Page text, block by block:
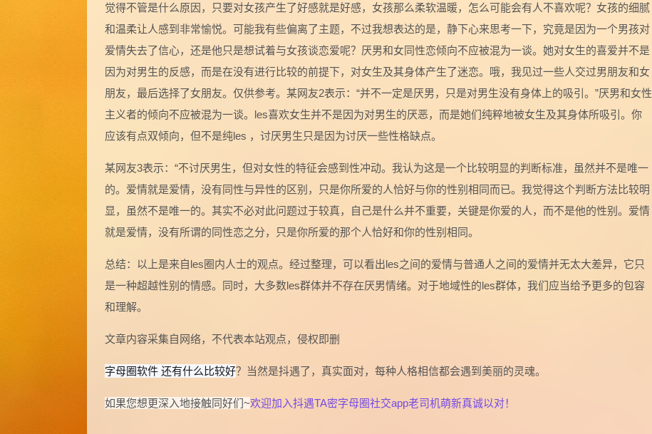
觉得不管是什么原因，只要对女孩产生了好感就是好感，女孩那么柔软温暖，怎么可能会有人不喜欢呢？女孩的细腻
和温柔让人感到非常愉悦。可能我有些偏离了主题，不过我想表达的是，静下心来思考一下，究竟是因为一个男孩对
爱情失去了信心，还是他只是想试着与女孩谈恋爱呢？厌男和女同性恋倾向不应被混为一谈。她对女生的喜爱并不是
因为对男生的反感，而是在没有进行比较的前提下，对女生及其身体产生了迷恋。哦，我见过一些人交过男朋友和女
朋友，最后选择了女朋友。仅供参考。某网友2表示：“并不一定是厌男，只是对男生没有身体上的吸引。”厌男和女性
主义者的倾向不应被混为一谈。les喜欢女生并不是因为对男生的厌恶，而是她们纯粹地被女生及其身体所吸引。你
应该有点双倾向，但不是纯les ，讨厌男生只是因为讨厌一些性格缺点。
某网友3表示：“不讨厌男生，但对女性的特征会感到性冲动。我认为这是一个比较明显的判断标准，虽然并不是唯一
的。爱情就是爱情，没有同性与异性的区别，只是你所爱的人恰好与你的性别相同而已。我觉得这个判断方法比较明
显，虽然不是唯一的。其实不必对此问题过于较真，自己是什么并不重要，关键是你爱的人，而不是他的性别。爱情
就是爱情，没有所谓的同性恋之分，只是你所爱的那个人恰好和你的性别相同。
总结：以上是来自les圈内人士的观点。经过整理，可以看出les之间的爱情与普通人之间的爱情并无太大差异，它只
是一种超越性别的情感。同时，大多数les群体并不存在厌男情绪。对于地域性的les群体，我们应当给予更多的包容
和理解。
文章内容采集自网络，不代表本站观点，侵权即删
字母圈软件 还有什么比较好？当然是抖遇了，真实面对，每种人格相信都会遇到美丽的灵魂。
如果您想更深入地接触同好们~欢迎加入抖遇TA密字母圈社交app老司机萌新真诚以对！